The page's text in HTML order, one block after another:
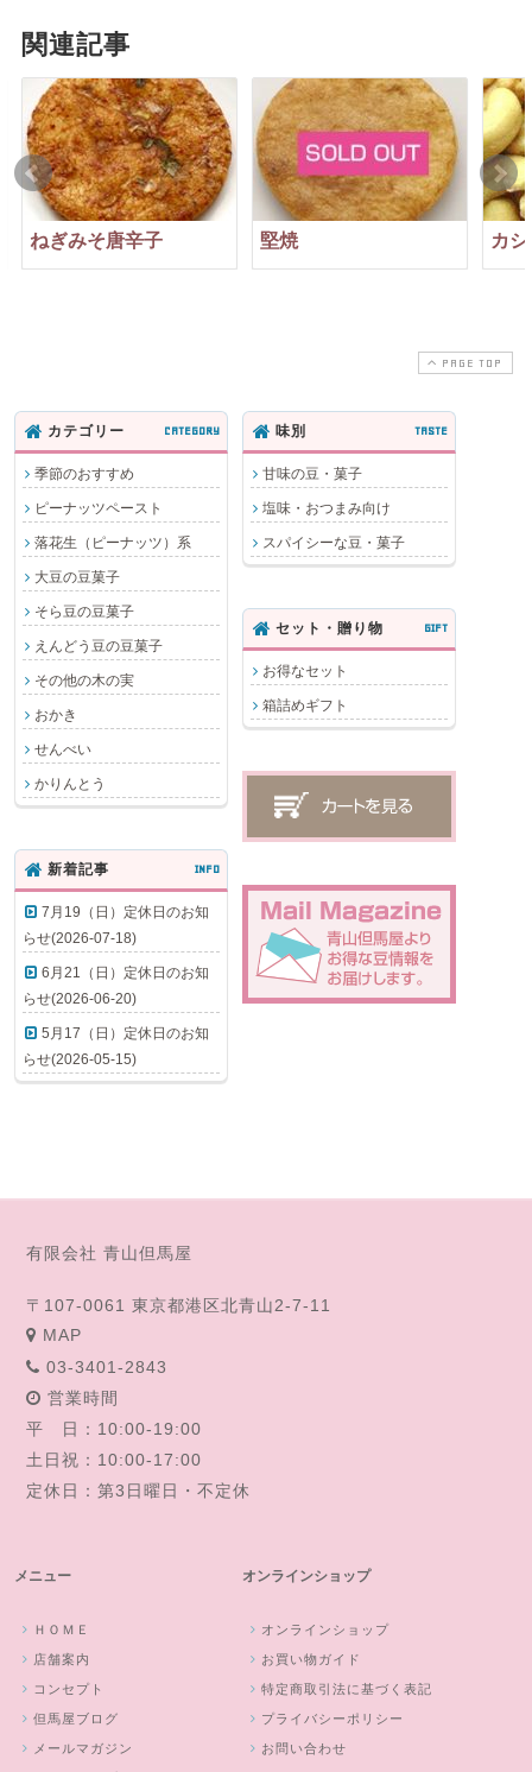
関連記事
ねぎみそ唐辛子 堅焼 カ
PAGE TOP
カテゴリー CATEGORY
季節のおすすめ
ピーナッツペースト
落花生（ピーナッツ）系
大豆の豆菓子
そら豆の豆菓子
えんどう豆の豆菓子
その他の木の実
おかき
せんべい
かりんとう
味別 TASTE
甘味の豆・菓子
塩味・おつまみ向け
スパイシーな豆・菓子
セット・贈り物 GIFT
お得なセット
箱詰めギフト
新着記事 INFO
7月19（日）定休日のお知
らせ(2026-07-18)
6月21（日）定休日のお知
らせ(2026-06-20)
5月17（日）定休日のお知
らせ(2026-05-15)
有限会社 青山但馬屋
〒107-0061 東京都港区北青山2-7-11
MAP
03-3401-2843
営業時間
平 日：10:00-19:00
土日祝：10:00-17:00
定休日：第3日曜日・不定休
メニュー
ＨＯＭＥ
店舗案内
コンセプト
但馬屋ブログ
メールマガジン
オンラインショップ
オンラインショップ
お買い物ガイド
特定商取引法に基づく表記
プライバシーポリシー
お問い合わせ